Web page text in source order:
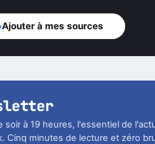
Ajouter à mes sources
soir à 19 heures, l'essentiel de
Cinq minutes de lecture et zéro